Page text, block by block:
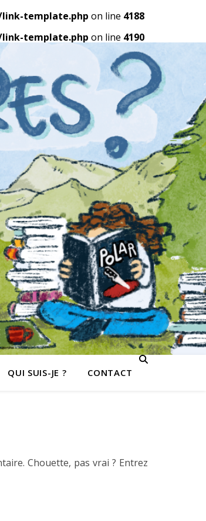
link-template.php on line 4188
link-template.php on line 4190
QUI SUIS-JE ? CONTACT
Chouette, pas vrai ? Entrez